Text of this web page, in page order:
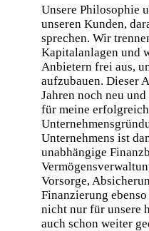
Unsere Philosophie
unseren Kunden,
sprechen. Wir
Kapitalanlagen und
Anbietern frei aus,
aufzubauen. Dieser
Jahren noch neu
für meine
Unternehmens ist
unabhängige
Vorsorge,
Finanzierung
nicht nur für unsere
auch schon weiter